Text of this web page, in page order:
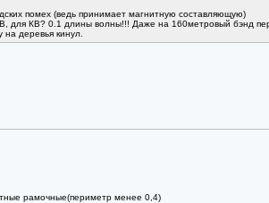
помех (ведь принимает магнитную составляющую)
для КВ? 0.1 длины волны!!! Даже на 160метровый бэнд
деревья кинул.
рамочные(периметр менее 0,4)